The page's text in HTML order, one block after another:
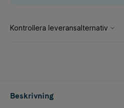
Beskrivning